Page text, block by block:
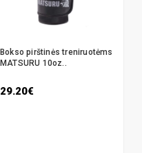
Bokso pirštinės treniruotėms
MATSURU 10oz..
29.20€